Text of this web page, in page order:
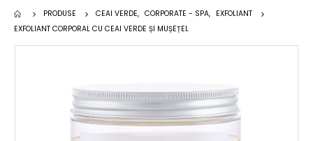
PRODUSE CEAI VERDE, CORPORATE - SPA, EXFOLIANT
EXFOLIANT CORPORAL CU CEAI VERDE ȘI MUȘEȚEL